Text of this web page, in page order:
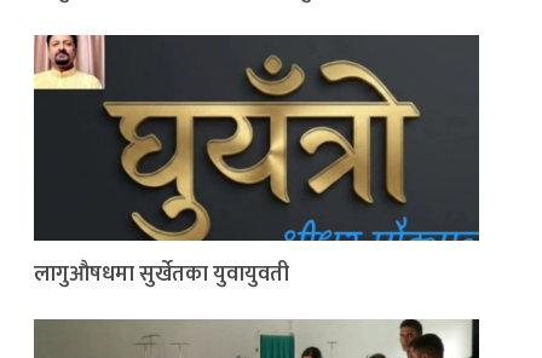
लागुऔषधमा सुर्खेतका युवायुवती